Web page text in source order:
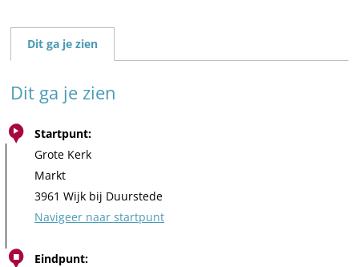
Dit ga je zien
Dit ga je zien
Startpunt:
Grote Kerk
Markt
3961 Wijk bij Duurstede
Navigeer naar startpunt
Eindpunt: